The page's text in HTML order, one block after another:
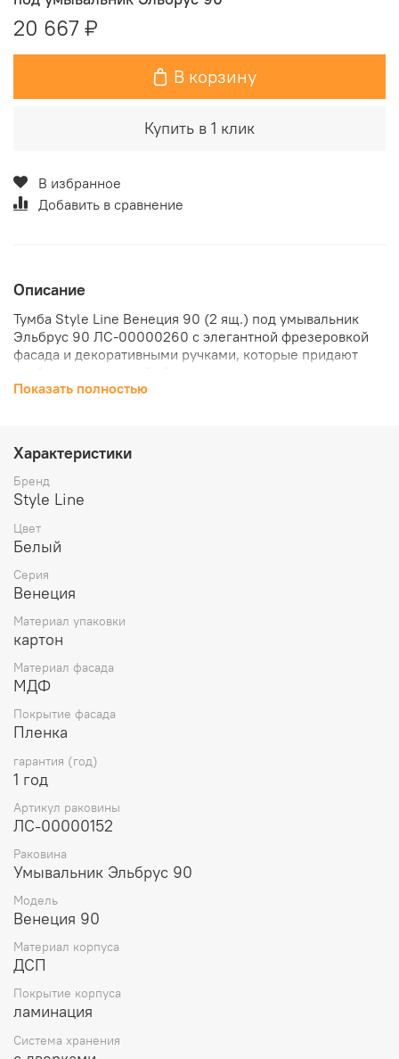
20 667 ₽
В корзину
Купить в 1 клик
В избранное
Добавить в сравнение
Описание
Тумба Style Line Венеция 90 (2 ящ.) под умывальник
Эльбрус 90 ЛС-00000260 с элегантной фрезеровкой
фасада и декоративными ручками, которые придают
Фурнитура - хром, петли на дверцах с механизмом
обеспечивают плавность и бесшумность хода, высокую
надежность и прочность.
Данная тумба предусматривает открытую подводку
воды.
Показать полностью
Характеристики
Бренд
Style Line
Цвет
Белый
Серия
Венеция
Материал упаковки
картон
Материал фасада
МДФ
Покрытие фасада
Пленка
гарантия (год)
1 год
Артикул раковины
ЛС-00000152
Раковина
Умывальник Эльбрус 90
Модель
Венеция 90
Материал корпуса
ДСП
Покрытие корпуса
ламинация
Система хранения